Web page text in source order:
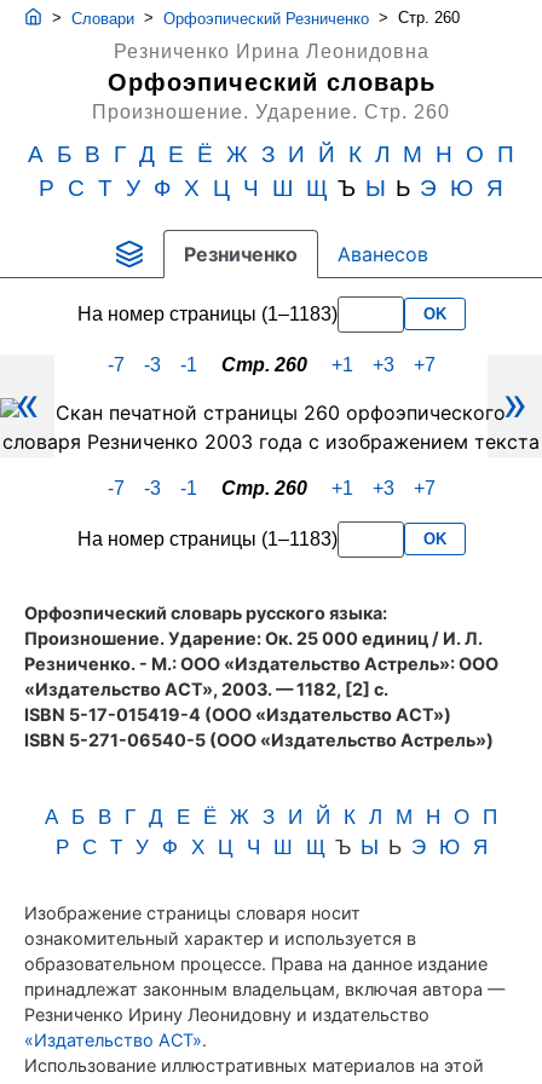
> Словари > Орфоэпический Резниченко > Стр. 260
Резниченко Ирина Леонидовна
Орфоэпический словарь
Произношение. Ударение. Стр. 260
А Б В Г Д Е Ё Ж З И Й К Л М Н О
П
Р
С Т У Ф Х Ц Ч Ш Щ Ъ Ы Ь Э Ю Я
Резниченко Аванесов
На номер страницы (1–1183) OK
-7 -3 -1 Стр. 260 +1 +3 +7
Скан
PDF-
Резниченко
« »
-7 -3 -1 Стр. 260 +1 +3 +7
На номер страницы (1–1183) OK
Орфоэпический словарь русского языка:
Произношение. Ударение: Ок. 25 000 единиц / И. Л.
Резниченко. - М.: ООО «Издательство Астрель»: ООО
«Издательство АСТ», 2003. — 1182, [2] с.
ISBN 5-17-015419-4 (ООО «Издательство АСТ»)
ISBN 5-271-06540-5 (ООО «Издательство Астрель»)
А Б В Г Д Е Ё Ж З И Й К Л М Н О П
Р С Т У Ф Х Ц Ч Ш Щ Ъ Ы Ь Э Ю Я
Изображение страницы словаря носит
ознакомительный характер и используется в
образовательном процессе. Права на данное издание
принадлежат законным владельцам, включая автора —
Резниченко Ирину Леонидовну и издательство
«Издательство АСТ».
Использование иллюстративных материалов на этой